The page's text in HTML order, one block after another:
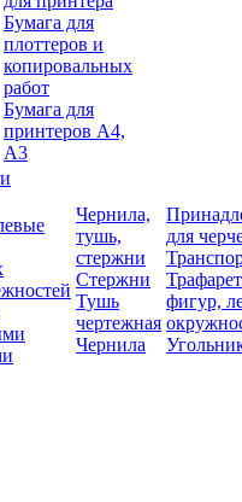
Бумага для
плоттеров и
копировальных
работ
Бумага для
принтеров А4,
А3
Чернила,
тушь,
стержни
Стержни
Тушь
чертежная
Чернила
для
фигур,